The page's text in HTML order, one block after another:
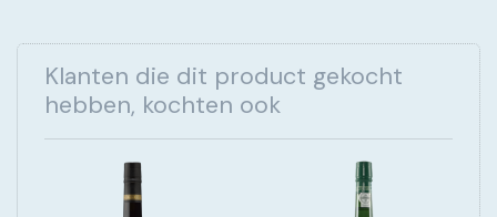
Klanten die dit product gekocht
hebben, kochten ook